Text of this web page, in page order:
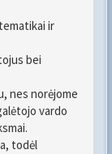
ir
bei
nes norėjome
vardo
todėl